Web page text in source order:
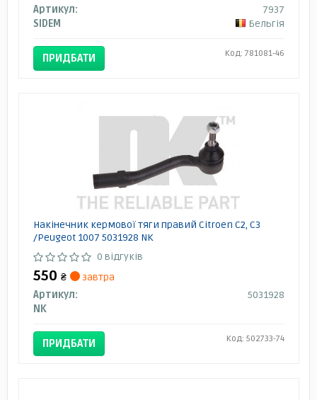
Артикул:
7937
SIDEM
Бельгія
ПРИДБАТИ Код: 781081-46
Накінечник кермової тяги правий Citroen C2, C3
/Peugeot 1007 5031928 NK
0 відгуків
550 ₴
завтра
Артикул:
5031928
NK
ПРИДБАТИ Код: 502733-74